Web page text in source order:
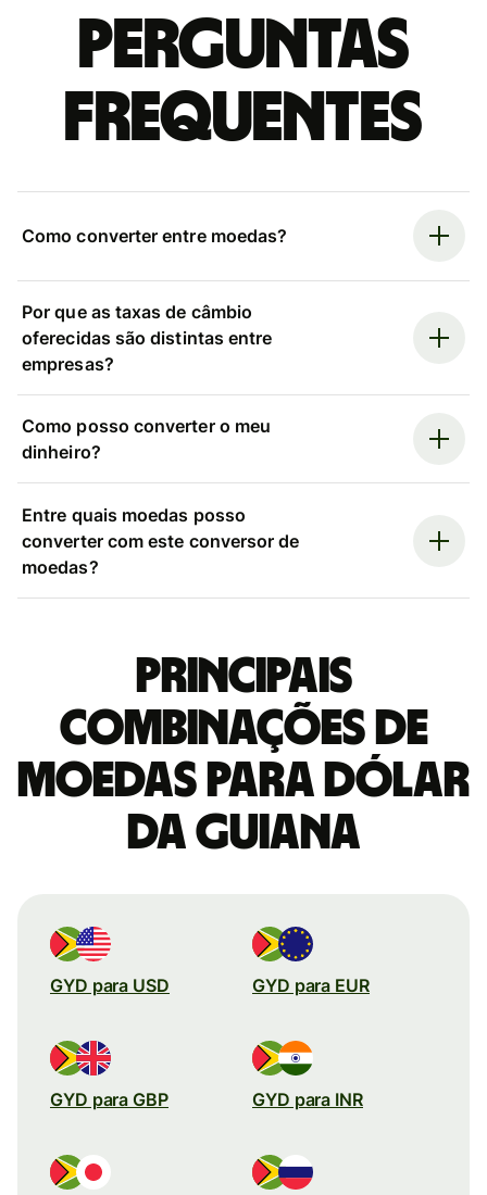
Perguntas
frequentes
Como converter entre moedas?
Por que as taxas de câmbio
oferecidas são distintas entre
empresas?
Como posso converter o meu
dinheiro?
Entre quais moedas posso
converter com este conversor de
moedas?
Principais
combinações de
moedas para Dólar
da Guiana
GYD para USD GYD para EUR
GYD para GBP GYD para INR